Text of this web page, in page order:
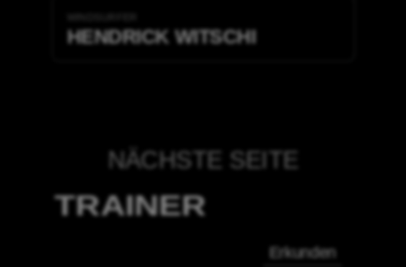
HENDRICK WITSCHI
NÄCHSTE SEITE
TRAINER
Erkunden